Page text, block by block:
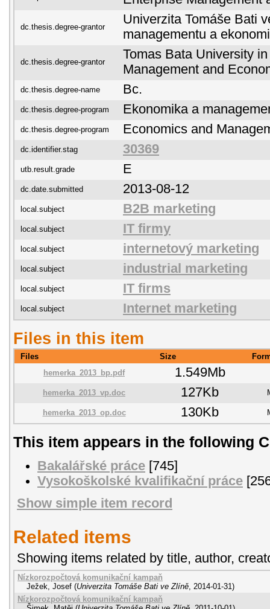
dc.thesis.degree-grantor
Univerzita Tomáše Bati
managementu a
dc.thesis.degree-grantor
Tomas Bata University
Management and
dc.thesis.degree-name Bc.
dc.thesis.degree-program Ekonomika a
dc.thesis.degree-program Economics and
dc.identifier.stag 30369
utb.result.grade E
dc.date.submitted 2013-08-12
local.subject B2B marketing
local.subject IT firmy
local.subject internetový marketing
local.subject industrial marketing
local.subject IT firms
local.subject Internet marketing
Files in this item
Files Size
hemerka_2013_bp.pdf
1.549Mb
hemerka_2013_vp.doc 127Kb
hemerka_2013_op.doc 130Kb
This item appears in the following
Bakalářské práce [745]
Vysokoškolské kvalifikační práce
Show simple item record
Related items
Showing items related by title, author,
Nízkorozpočtová komunikační kampaň
Ježek, Josef (Univerzita Tomáše Bati ve Zlíně, 2014-01-31)
Nízkorozpočtová komunikační kampaň